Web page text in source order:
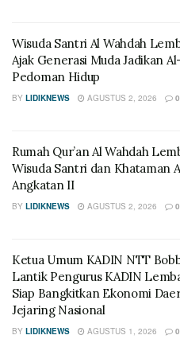
Wisuda Santri Al Wahdah
Ajak Generasi Muda Jadikan
Pedoman Hidup
BY LIDIKNEWS AGUSTUS 2, 2026 0
Rumah Qur’an Al Wahdah
Wisuda Santri dan Khataman
Angkatan II
BY LIDIKNEWS AGUSTUS 2, 2026 0
Ketua Umum KADIN NTT
Lantik Pengurus KADIN
Siap Bangkitkan Ekonomi
Jejaring Nasional
BY LIDIKNEWS AGUSTUS 1, 2026 0